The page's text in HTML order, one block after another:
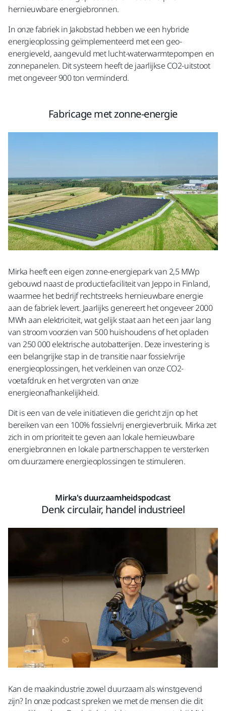
hernieuwbare energiebronnen. ​
In onze fabriek in Jakobstad hebben we een hybride
energieoplossing geïmplementeerd met een geo-
energieveld, aangevuld met lucht-waterwarmtepompen en
zonnepanelen. Dit systeem heeft de jaarlijkse CO2-uitstoot
met ongeveer 900 ton verminderd.
Fabricage met zonne-energie
Mirka heeft een eigen zonne-energiepark van 2,5 MWp
gebouwd naast de productiefaciliteit van Jeppo in Finland,
waarmee het bedrijf rechtstreeks hernieuwbare energie
aan de fabriek levert. Jaarlijks genereert het ongeveer 2000
MWh aan elektriciteit, wat gelijk staat aan het een jaar lang
van stroom voorzien van 500 huishoudens of het opladen
van 250 000 elektrische autobatterijen. Deze investering is
een belangrijke stap in de transitie naar fossielvrije
energieoplossingen, het verkleinen van onze CO2-
voetafdruk en het vergroten van onze
energieonafhankelijkheid.
Dit is een van de vele initiatieven die gericht zijn op het
bereiken van een 100% fossielvrij energieverbruik. Mirka zet
zich in om prioriteit te geven aan lokale hernieuwbare
energiebronnen en lokale partnerschappen te versterken
om duurzamere energieoplossingen te stimuleren.
Mirka's duurzaamheidspodcast
Denk circulair, handel industrieel​
Kan de maakindustrie zowel duurzaam als winstgevend
zijn? In onze podcast spreken we met de mensen die dit